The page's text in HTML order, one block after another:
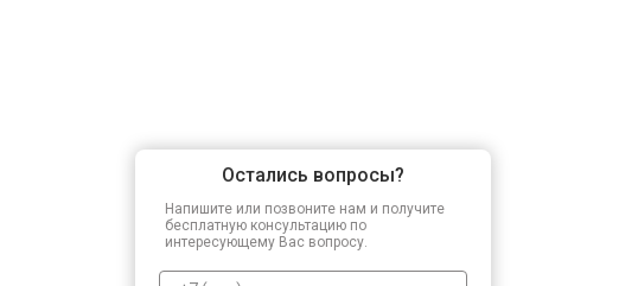
Остались вопросы?
Напишите или позвоните нам и получите
бесплатную консультацию по
интересующему Вас вопросу.